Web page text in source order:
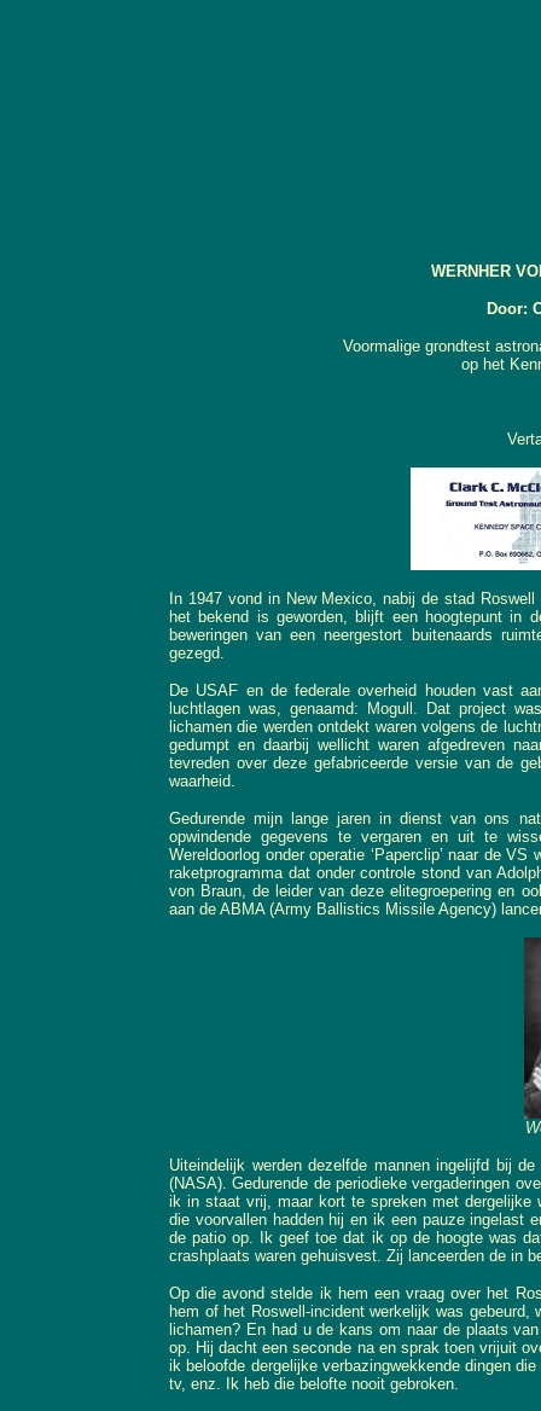
WERNHER
Door:
Voormalige grondtest
op het
In 1947 vond in New Mexico, nabij de stad
het bekend is geworden, blijft een hoogtepunt in
beweringen van een neergestort buitenaards
gezegd.
De USAF en de federale overheid houden vast
luchtlagen was, genaamd: Mogull. Dat project
lichamen die werden ontdekt waren volgens de
gedumpt en daarbij wellicht waren afgedreven
tevreden over deze gefabriceerde versie van de
waarheid.
Gedurende mijn lange jaren in dienst van ons
opwindende gegevens te vergaren en uit te
Wereldoorlog onder operatie ‘Paperclip’ naar de
raketprogramma dat onder controle stond van
von Braun, de leider van deze elitegroepering en
aan de ABMA (Army Ballistics Missile Agency)
Uiteindelijk werden dezelfde mannen ingelijfd bij
(NASA). Gedurende de periodieke vergaderingen
ik in staat vrij, maar kort te spreken met dergelijke
die voorvallen hadden hij en ik een pauze ingelast
de patio op. Ik geef toe dat ik op de hoogte was
crashplaats waren gehuisvest. Zij lanceerden de in
Op die avond stelde ik hem een vraag over het
hem of het Roswell-incident werkelijk was
lichamen? En had u de kans om naar de plaats
op. Hij dacht een seconde na en sprak toen vrijuit
ik beloofde dergelijke verbazingwekkende dingen
tv, enz. Ik heb die belofte nooit gebroken.